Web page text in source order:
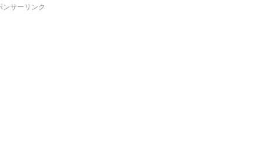
ンサーリンク